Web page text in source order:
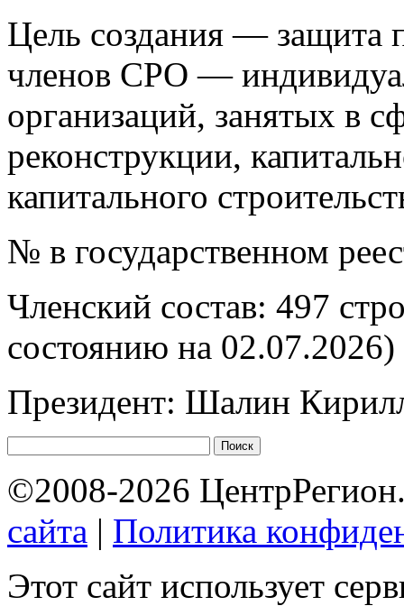
Цель создания — защита
членов СРО —
организаций, занятых в
реконструкции,
капитального
№ в государственном
Членский состав: 497
состоянию на 02.07.2026)
Президент: Шалин
©2008-2026
сайта | Политика
Этот сайт использует